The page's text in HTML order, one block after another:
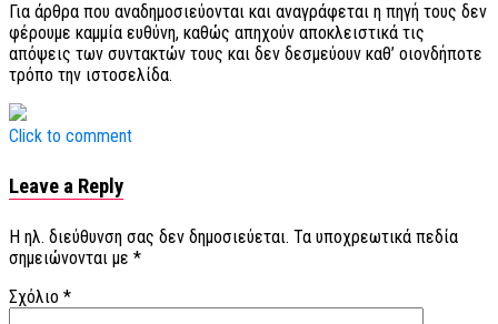
Για άρθρα που αναδημοσιεύονται και αναγράφεται η πηγή τους δεν
φέρουμε καμμία ευθύνη, καθώς απηχούν αποκλειστικά τις
απόψεις των συντακτών τους και δεν δεσμεύουν καθ’ οιονδήποτε
τρόπο την ιστοσελίδα.
Click to comment
Leave a Reply
Η ηλ. διεύθυνση σας δεν δημοσιεύεται. Τα υποχρεωτικά πεδία
σημειώνονται με *
Σχόλιο *